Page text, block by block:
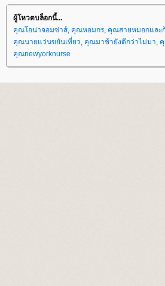
ผู้โหวตบล็อกนี้...
คุณโอน่าจอมซ่าส์ คุณหอมกร คุณสายหมอกและ
คุณนายแว่นขยันเที่ยว คุณมาช้ายังดีกว่าไม่มา
คุณnewyorknurse